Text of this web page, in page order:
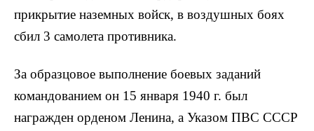
прикрытие наземных войск, в воздушных боях
сбил 3 самолета противника.
За образцовое выполнение боевых заданий
командованием он 15 января 1940 г. был
награжден орденом Ленина, а Указом ПВС СССР